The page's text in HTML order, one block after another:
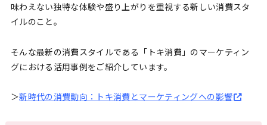
味わえない独特な体験や盛り上がりを重視する新しい消費スタ
イルのこと。
そんな最新の消費スタイルである「トキ消費」のマーケティン
グにおける活用事例をご紹介しています。
＞新時代の消費動向：トキ消費とマーケティングへの影響